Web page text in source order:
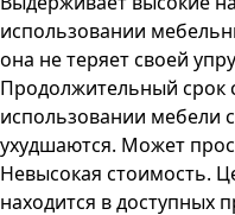
использовании
она не теряет своей
Продолжительный срок
использовании мебели
ухудшаются. Может
Невысокая стоимость.
находится в доступных